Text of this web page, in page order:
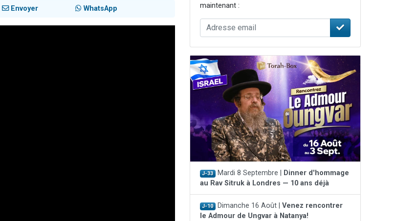
Envoyer WhatsApp
maintenant :
J-33 Mardi 8 Septembre |
Dinner d'hommage
au Rav Sitruk à Londres — 10 ans déjà
J-10 Dimanche 16 Août | Venez rencontrer
le Admour de Ungvar à Natanya!